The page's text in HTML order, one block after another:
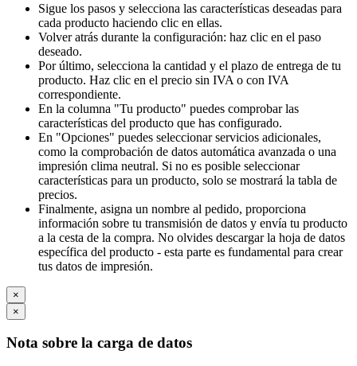
Sigue los pasos y selecciona las características deseadas para
cada producto haciendo clic en ellas.
Volver atrás durante la configuración: haz clic en el paso
deseado.
Por último, selecciona la cantidad y el plazo de entrega de tu
producto. Haz clic en el precio sin IVA o con IVA
correspondiente.
En la columna "Tu producto" puedes comprobar las
características del producto que has configurado.
En "Opciones" puedes seleccionar servicios adicionales,
como la comprobación de datos automática avanzada o una
impresión clima neutral. Si no es posible seleccionar
características para un producto, solo se mostrará la tabla de
precios.
Finalmente, asigna un nombre al pedido, proporciona
información sobre tu transmisión de datos y envía tu producto
a la cesta de la compra. No olvides descargar la hoja de datos
específica del producto - esta parte es fundamental para crear
tus datos de impresión.
×
×
Nota sobre la carga de datos